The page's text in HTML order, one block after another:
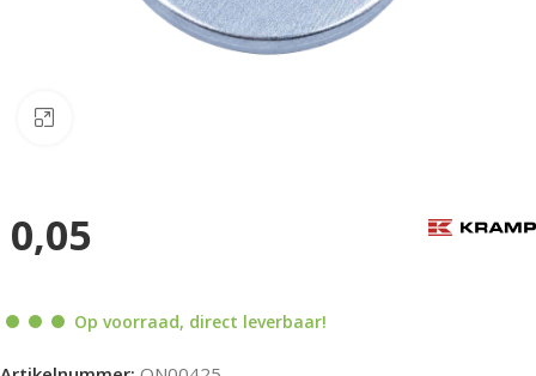
0,05
Op voorraad, direct leverbaar!